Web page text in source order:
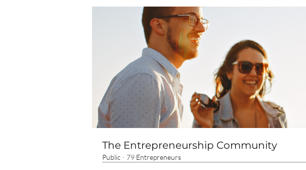
The Entrepreneurship Community
Public · 79 Entrepreneurs